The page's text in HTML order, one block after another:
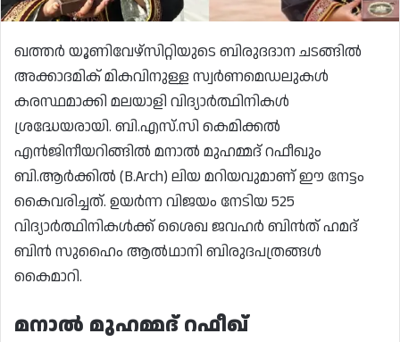
ഖത്തർ യൂണിവേഴ്സിറ്റിയുടെ ബിരുദദാന ചടങ്ങിൽ
അക്കാദമിക് മികവിനുള്ള സ്വർണമെഡലുകൾ
കരസ്ഥമാക്കി മലയാളി വിദ്യാർത്ഥിനികൾ
ശ്രദ്ധേയരായി. ബി.എസ്.സി കെമിക്കൽ
എൻജിനീയറിങ്ങിൽ മനാൽ മുഹമ്മദ് റഫീഖും
ബി.ആർക്കിൽ (B.Arch) ലിയ മറിയവുമാണ് ഈ നേട്ടം
കൈവരിച്ചത്. ഉയർന്ന വിജയം നേടിയ 525
വിദ്യാർത്ഥിനികൾക്ക് ശൈഖ ജവഹർ ബിൻത് ഹമദ്
ബിൻ സുഹൈം ആൽഥാനി ബിരുദപത്രങ്ങൾ
കൈമാറി.
മനാൽ മുഹമ്മദ് റഫീഖ്